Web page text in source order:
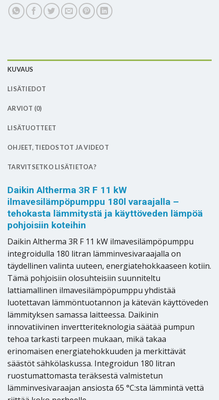
KUVAUS
LISÄTIEDOT
ARVIOT (0)
LISÄTUOTTEET
OHJEET, TIEDOSTOT JA VIDEOT
TARVITSETKO LISÄTIETOA?
Daikin Altherma 3R F 11 kW
ilmavesilämpöpumppu 180l varaajalla –
tehokasta lämmitystä ja käyttöveden lämpöä
pohjoisiin koteihin
Daikin Altherma 3R F 11 kW ilmavesilämpöpumppu
integroidulla 180 litran lämminvesivaraajalla on
täydellinen valinta uuteen, energiatehokkaaseen kotiin.
Tämä pohjoisiin olosuhteisiin suunniteltu
lattiamallinen ilmavesilämpöpumppu yhdistää
luotettavan lämmöntuotannon ja kätevän käyttöveden
lämmityksen samassa laitteessa. Daikinin
innovatiivinen invertteriteknologia säätää pumpun
tehoa tarkasti tarpeen mukaan, mikä takaa
erinomaisen energiatehokkuuden ja merkittävät
säästöt sähkölaskussa. Integroidun 180 litran
ruostumattomasta teräksestä valmistetun
lämminvesivaraajan ansiosta 65 °C:sta lämmintä vettä